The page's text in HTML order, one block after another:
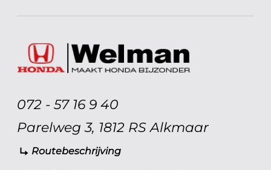
072 - 57 16 9 40
Parelweg 3, 1812 RS Alkmaar
Routebeschrijving